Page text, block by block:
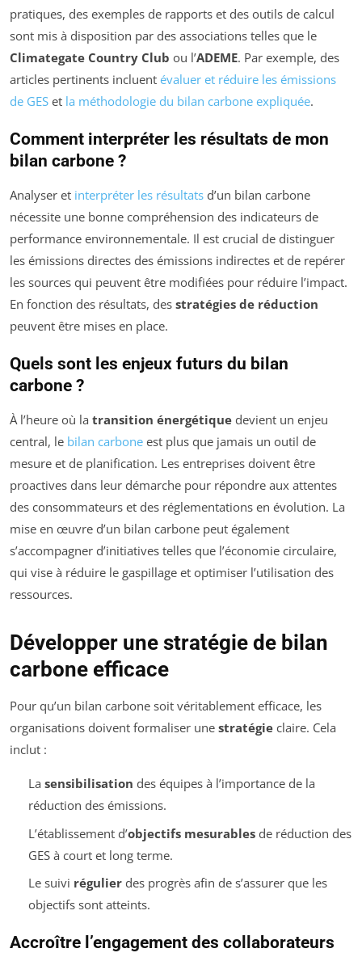
pratiques, des exemples de rapports et des outils de calcul
sont mis à disposition par des associations telles que le
Climategate Country Club ou l’ADEME. Par exemple, des
articles pertinents incluent évaluer et réduire les émissions
de GES et la méthodologie du bilan carbone expliquée.
Comment interpréter les résultats de mon
bilan carbone ?
Analyser et interpréter les résultats d’un bilan carbone
nécessite une bonne compréhension des indicateurs de
performance environnementale. Il est crucial de distinguer
les émissions directes des émissions indirectes et de repérer
les sources qui peuvent être modifiées pour réduire l’impact.
En fonction des résultats, des stratégies de réduction
peuvent être mises en place.
Quels sont les enjeux futurs du bilan
carbone ?
À l’heure où la transition énergétique devient un enjeu
central, le bilan carbone est plus que jamais un outil de
mesure et de planification. Les entreprises doivent être
proactives dans leur démarche pour répondre aux attentes
des consommateurs et des réglementations en évolution. La
mise en œuvre d’un bilan carbone peut également
s’accompagner d’initiatives telles que l’économie circulaire,
qui vise à réduire le gaspillage et optimiser l’utilisation des
ressources.
Développer une stratégie de bilan
carbone efficace
Pour qu’un bilan carbone soit véritablement efficace, les
organisations doivent formaliser une stratégie claire. Cela
inclut :
La sensibilisation des équipes à l’importance de la
réduction des émissions.
L’établissement d’objectifs mesurablesde réduction des
GES à court et long terme.
Le suivi régulierdes progrès afin de s’assurer que les
objectifs sont atteints.
Accroître l’engagement des collaborateurs